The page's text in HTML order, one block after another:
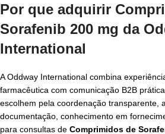
Por que adquirir
Sorafenib 200 mg da
International
A Oddway International combina
farmacêutica com comunicação B2B
escolhem pela coordenação transparente,
documentação, conhecimento em
para consultas de Comprimidos de